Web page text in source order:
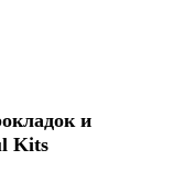
и
Kits